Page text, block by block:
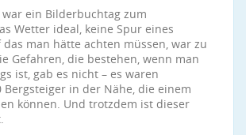
war ein Bilderbuchtag zum
Wetter ideal, keine Spur eines
das man hätte achten müssen, war zu
Gefahren, die bestehen, wenn man
ist, gab es nicht – es waren
Bergsteiger in der Nähe, die einem
können. Und trotzdem ist dieser